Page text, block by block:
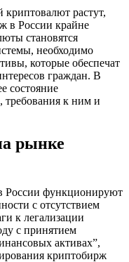
в России крайне
становятся
необходимо
которые обеспечат
граждан. В
состояние
требования к ним и
рынке
России функционируют
с отсутствием
к легализации
с принятием
активах”,
криптобирж